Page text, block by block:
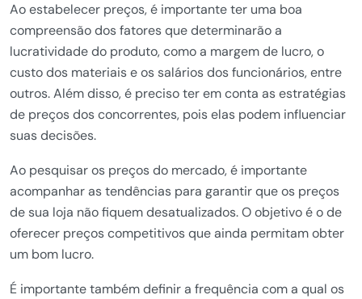
Ao estabelecer preços, é importante ter uma boa
compreensão dos fatores que determinarão a
lucratividade do produto, como a margem de lucro, o
custo dos materiais e os salários dos funcionários, entre
outros. Além disso, é preciso ter em conta as estratégias
de preços dos concorrentes, pois elas podem influenciar
suas decisões.
Ao pesquisar os preços do mercado, é importante
acompanhar as tendências para garantir que os preços
de sua loja não fiquem desatualizados. O objetivo é o de
oferecer preços competitivos que ainda permitam obter
um bom lucro.
É importante também definir a frequência com a qual os